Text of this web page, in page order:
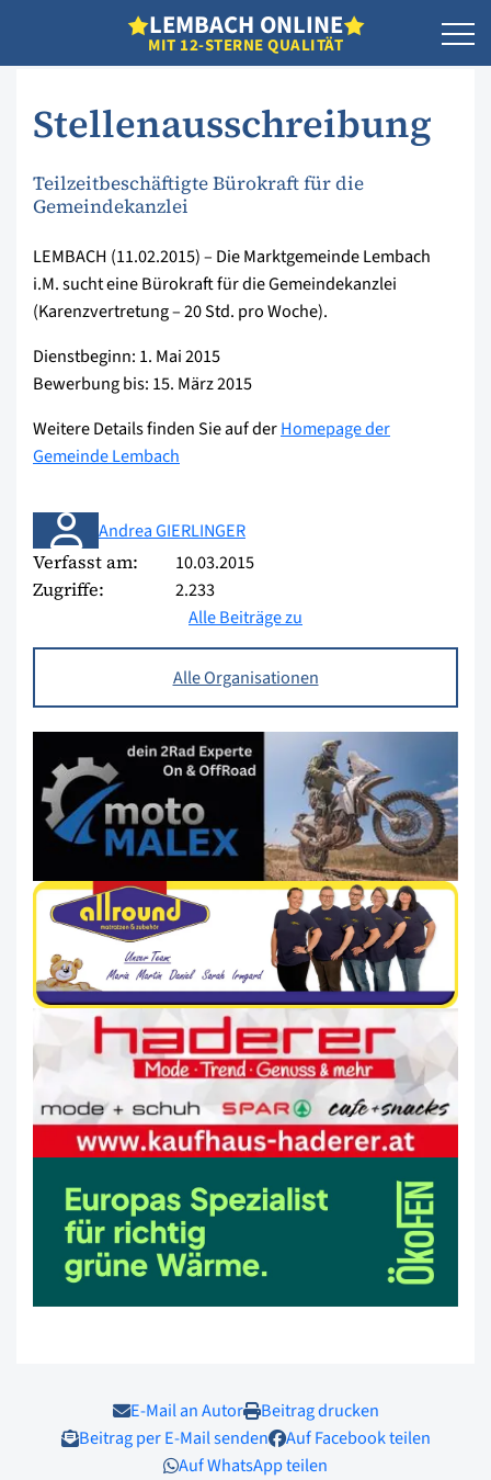
LEMBACH ONLINE
MIT 12-STERNE QUALITÄT
Stellenausschreibung
Teilzeitbeschäftigte Bürokraft für die
Gemeindekanzlei
LEMBACH (11.02.2015) – Die Marktgemeinde Lembach
i.M. sucht eine Bürokraft für die Gemeindekanzlei
(Karenzvertretung – 20 Std. pro Woche).
Dienstbeginn: 1. Mai 2015
Bewerbung bis: 15. März 2015
Weitere Details finden Sie auf derHomepage der
Gemeinde Lembach
Andrea GIERLINGER
Verfasst am: 10.03.2015
Zugriffe:
2.233
Alle Beiträge zu
Alle Organisationen
E-Mail an Autor
Beitrag drucken
Beitrag per E-Mail senden
Auf Facebook teilen
Auf WhatsApp teilen